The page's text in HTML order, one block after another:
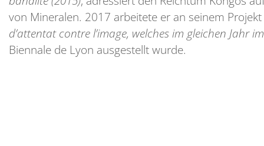
von Mineralen. 2017 arbeitete er an seinem Projekt
d’attentat contre l’image, welches im gleichen Jahr im
Biennale de Lyon ausgestellt wurde.